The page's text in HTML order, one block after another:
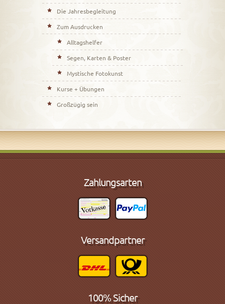
Die Jahresbegleitung
Zum Ausdrucken
Alltagshelfer
Segen, Karten & Poster
Mystische Fotokunst
Kurse + Übungen
Großzügig sein
Zahlungsarten
Versandpartner
100% Sicher